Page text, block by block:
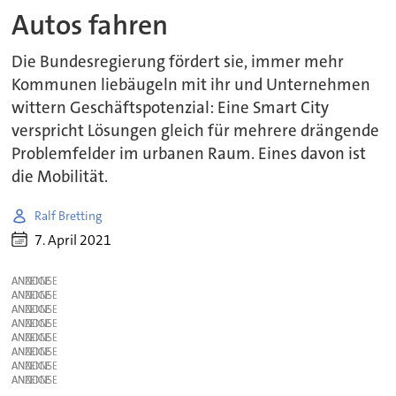
Autos fahren
Die Bundesregierung fördert sie, immer mehr
Kommunen liebäugeln mit ihr und Unternehmen
wittern Geschäftspotenzial: Eine Smart City
verspricht Lösungen gleich für mehrere drängende
Problemfelder im urbanen Raum. Eines davon ist
die Mobilität.
Ralf Bretting
7. April 2021
ANZEIGE
ANZEIGE
ANZEIGE
ANZEIGE
ANZEIGE
ANZEIGE
ANZEIGE
ANZEIGE